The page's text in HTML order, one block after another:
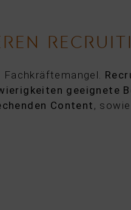
geeignete
Content ,